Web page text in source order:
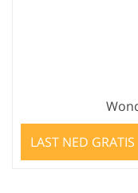
LAST NED GRATIS